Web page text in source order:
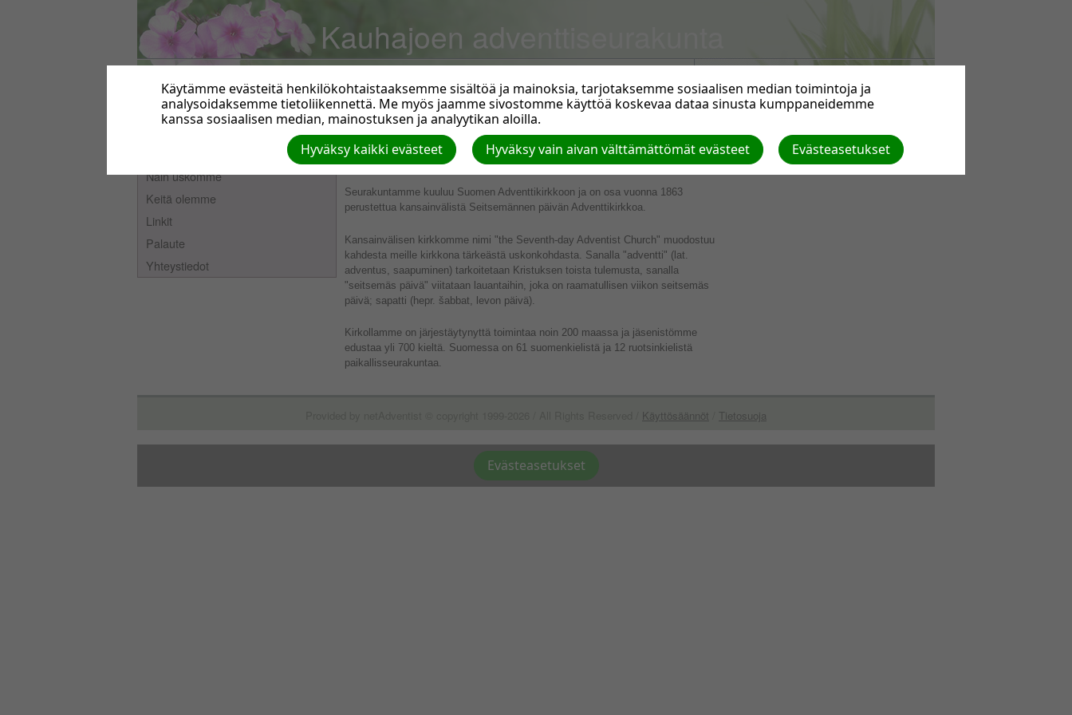
Kauhajoen adventtiseurakunta
Näin uskomme
Keitä olemme
Linkit
Palaute
Yhteystiedot
Keitä olemme
Seurakuntamme kuuluu Suomen Adventtikirkkoon ja on osa vuonna 1863
perustettua kansainvälistä Seitsemännen päivän Adventtikirkkoa.
Kansainvälisen kirkkomme nimi "the Seventh-day Adventist Church" muodostuu
kahdesta meille kirkkona tärkeästä uskonkohdasta. Sanalla "adventti" (lat.
adventus, saapuminen) tarkoitetaan Kristuksen toista tulemusta, sanalla
"seitsemäs päivä" viitataan lauantaihin, joka on raamatullisen viikon seitsemäs
päivä; sapatti (hepr. šabbat, levon päivä).
Kirkollamme on järjestäytynyttä toimintaa noin 200 maassa ja jäsenistömme
edustaa yli 700 kieltä. Suomessa on 61 suomenkielistä ja 12 ruotsinkielistä
paikallisseurakuntaa.
Käyttösäännöt Tietosuoja
Käytämme evästeitä henkilökohtaistaaksemme sisältöä ja mainoksia, tarjotaksemme sosiaalisen median toimintoja ja
analysoidaksemme tietoliikennettä. Me myös jaamme sivostomme käyttöä koskevaa dataa sinusta kumppaneidemme
kanssa sosiaalisen median, mainostuksen ja analyytikan aloilla.
Evästeasetukset
Hyväksy vain aivan välttämättömät evästeet
Hyväksy kaikki evästeet
Evästeasetukset